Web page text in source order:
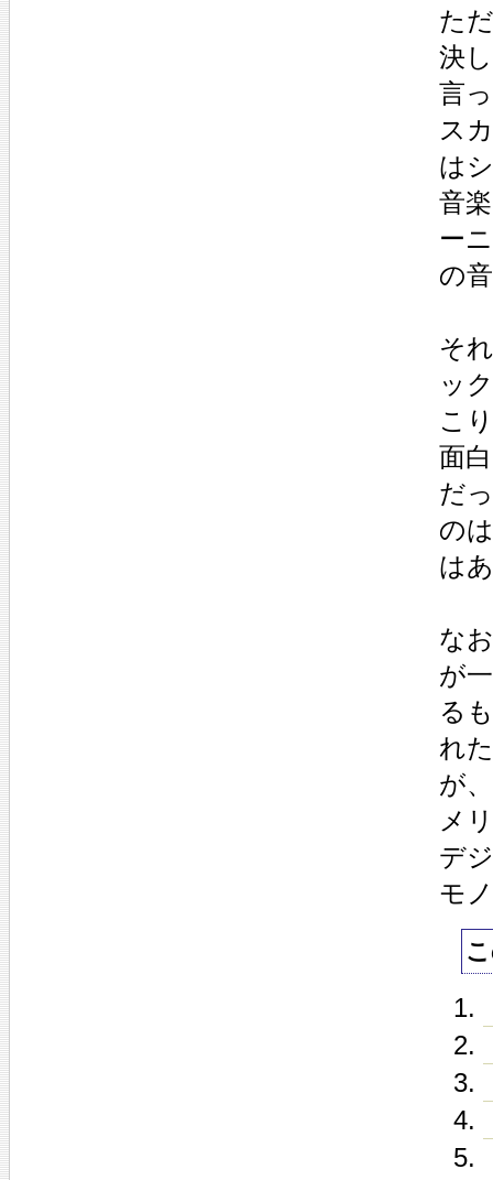
た
決
言
ス
は
音
ー
の
そ
ッ
こ
面
だ
の
は
な
が
る
れ
が
メ
デ
モ